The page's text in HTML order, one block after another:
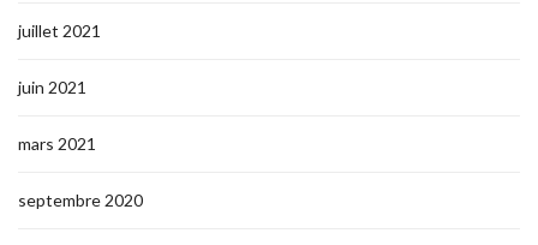
juillet 2021
juin 2021
mars 2021
septembre 2020